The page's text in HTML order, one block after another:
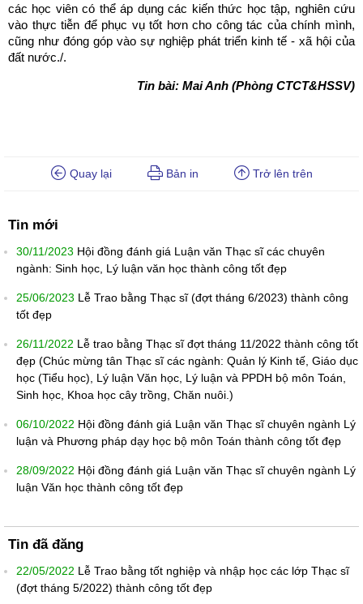
các học viên có thể áp dụng các kiến thức học tập, nghiên cứu
vào thực tiễn để phục vụ tốt hơn cho công tác của chính mình,
cũng như đóng góp vào sự nghiệp phát triển kinh tế - xã hội của
đất nước./.
Tin bài: Mai Anh (Phòng CTCT&HSSV)
Quay lại Bản in Trở lên trên
Tin mới
30/11/2023 Hội đồng đánh giá Luận văn Thạc sĩ các chuyên
ngành: Sinh học, Lý luận văn học thành công tốt đẹp
25/06/2023 Lễ Trao bằng Thạc sĩ (đợt tháng 6/2023) thành công
tốt đẹp
26/11/2022 Lễ trao bằng Thạc sĩ đợt tháng 11/2022 thành công tốt
đẹp (Chúc mừng tân Thạc sĩ các ngành: Quản lý Kinh tế, Giáo dục
học (Tiểu học), Lý luận Văn học, Lý luận và PPDH bộ môn Toán,
Sinh học, Khoa học cây trồng, Chăn nuôi.)
06/10/2022 Hội đồng đánh giá Luận văn Thạc sĩ chuyên ngành Lý
luận và Phương pháp dạy học bộ môn Toán thành công tốt đẹp
28/09/2022 Hội đồng đánh giá Luận văn Thạc sĩ chuyên ngành Lý
luận Văn học thành công tốt đẹp
Tin đã đăng
22/05/2022 Lễ Trao bằng tốt nghiệp và nhập học các lớp Thạc sĩ
(đợt tháng 5/2022) thành công tốt đẹp